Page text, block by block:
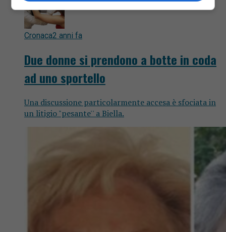
Cronaca2 anni fa
Due donne si prendono a botte in coda
ad uno sportello
Una discussione particolarmente accesa è sfociata in
un litigio "pesante'' a Biella.